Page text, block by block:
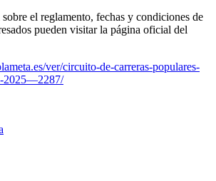
el reglamento, fechas y condiciones de
pueden visitar la página oficial del
ver/circuito-de-carreras-populares-
2025—2287/